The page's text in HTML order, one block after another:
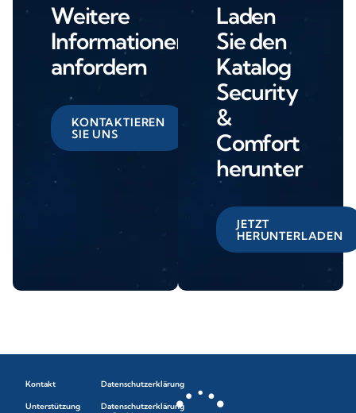
Weitere
Informationen
anfordern
KONTAKTIEREN
SIE UNS
Laden
Sie den
Katalog
Security
&
Comfort
herunter
JETZT
HERUNTERLADEN
Kontakt
Unterstützung
Datenschutzerklärung
Datenschutzerklärung